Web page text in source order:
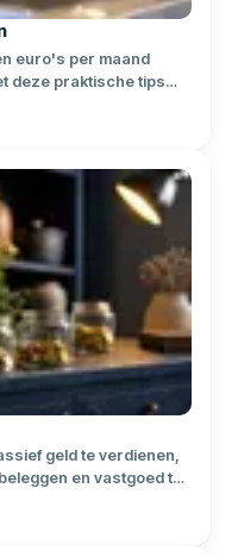
euro's per maand
deze praktische tips
geld te verdienen,
en vastgoed tot